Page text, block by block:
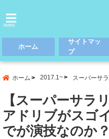
menu
ホーム
サイトマッ
プ
ホーム 2017.1~ スーパーサ
【スーパーサラ
アドリブがスゴ
でが演技なのか？